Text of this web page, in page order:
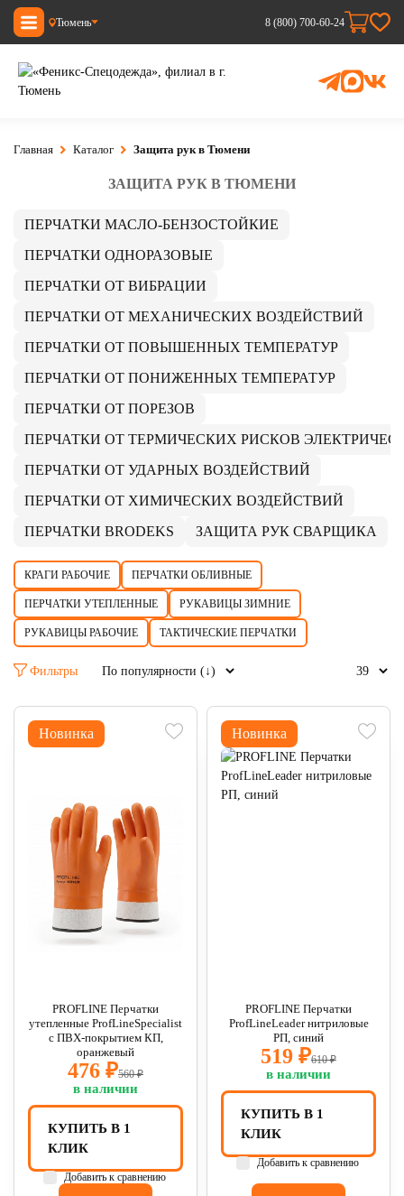
Тюмень 8 (800) 700-60-24
Главная Каталог Защита рук в Тюмени
ЗАЩИТА РУК В ТЮМЕНИ
ПЕРЧАТКИ МАСЛО-БЕНЗОСТОЙКИЕ
ПЕРЧАТКИ ОДНОРАЗОВЫЕ
ПЕРЧАТКИ ОТ ВИБРАЦИИ
ПЕРЧАТКИ ОТ МЕХАНИЧЕСКИХ ВОЗДЕЙСТВИЙ
ПЕРЧАТКИ ОТ ПОВЫШЕННЫХ ТЕМПЕРАТУР
ПЕРЧАТКИ ОТ ПОНИЖЕННЫХ ТЕМПЕРАТУР
ПЕРЧАТКИ ОТ ПОРЕЗОВ
ПЕРЧАТКИ ОТ ТЕРМИЧЕСКИХ РИСКОВ
ПЕРЧАТКИ ОТ УДАРНЫХ ВОЗДЕЙСТВИЙ
ПЕРЧАТКИ ОТ ХИМИЧЕСКИХ ВОЗДЕЙСТВИЙ
ПЕРЧАТКИ BRODEKS
ЗАЩИТА РУК СВАРЩИКА
КРАГИ РАБОЧИЕ ПЕРЧАТКИ ОБЛИВНЫЕ
ПЕРЧАТКИ УТЕПЛЕННЫЕ РУКАВИЦЫ ЗИМНИЕ
РУКАВИЦЫ РАБОЧИЕ ТАКТИЧЕСКИЕ ПЕРЧАТКИ
Фильтры
Новинка
PROFLINE Перчатки
утепленные ProfLineSpecialist
с ПВХ-покрытием КП,
оранжевый
476 ₽560 ₽
в наличии
КУПИТЬ В 1
КЛИК
Добавить к сравнению
Новинка
PROFLINE Перчатки
ProfLineLeader нитриловые
РП, синий
519 ₽610 ₽
в наличии
КУПИТЬ В 1
КЛИК
Добавить к сравнению